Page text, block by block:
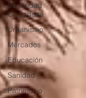
Seguridad
Ciudadana
Urbanismo
Mercados
Educación
Sanidad
Patrimonio